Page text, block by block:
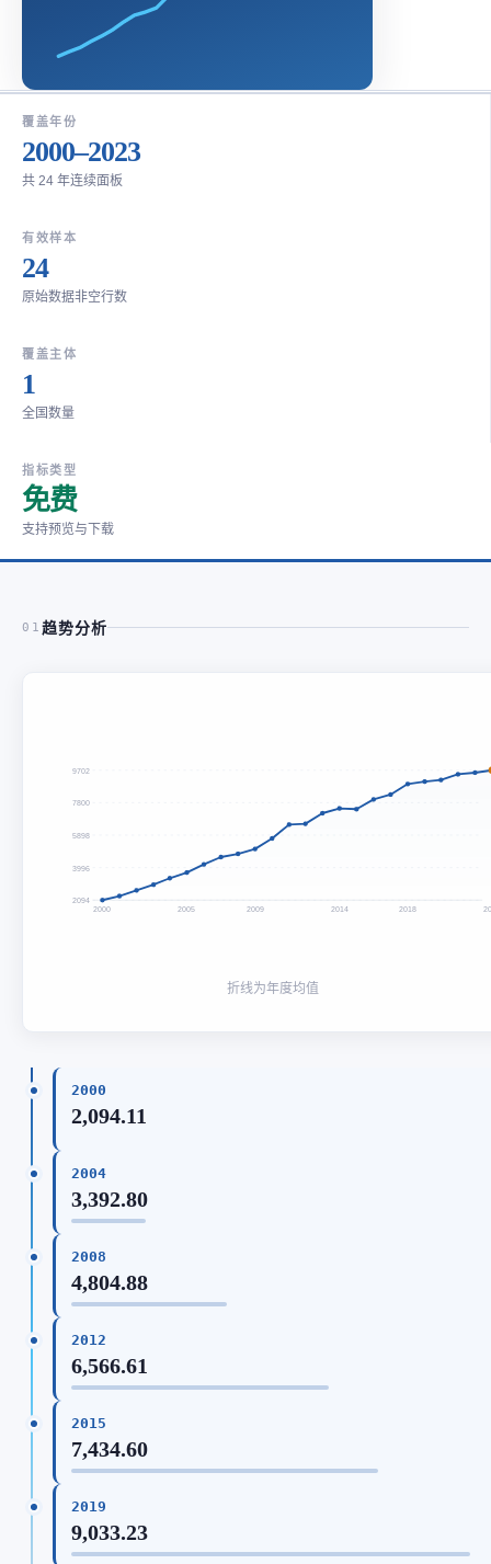
覆盖年份
2000–2023
共 24 年连续面板
有效样本
24
原始数据非空行数
覆盖主体
1
全国数量
指标类型
免费
支持预览与下载
01 趋势分析
9702
7800
5898
3996
2094
2000 2005 2009 2014 2018
折线为年度均值
2000
2,094.11
2004
3,392.80
2008
4,804.88
2012
6,566.61
2015
7,434.60
2019
9,033.23